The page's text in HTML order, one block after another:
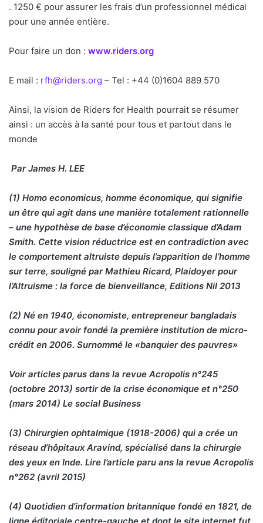
. 1250 € pour assurer les frais d’un professionnel médical
pour une année entière.
Pour faire un don : www.riders.org
E mail : rfh@riders.org – Tel : +44 (0)1604 889 570
Ainsi, la vision de Riders for Health pourrait se résumer
ainsi : un accès à la santé pour tous et partout dans le
monde
Par James H. LEE
(1) Homo economicus, homme économique, qui signifie
un être qui agit dans une manière totalement rationnelle
– une hypothèse de base d’économie classique d’Adam
Smith. Cette vision réductrice est en contradiction avec
le comportement altruiste depuis l’apparition de l’homme
sur terre, souligné par Mathieu Ricard, Plaidoyer pour
l’Altruisme : la force de bienveillance, Editions Nil 2013
(2) Né en 1940, économiste, entrepreneur bangladais
connu pour avoir fondé la première institution de micro-
crédit en 2006. Surnommé le «banquier des pauvres»
Voir articles parus dans la revue Acropolis n°245
(octobre 2013) sortir de la crise économique et n°250
(mars 2014) Le social Business
(3) Chirurgien ophtalmique (1918-2006) qui a crée un
réseau d’hôpitaux Aravind, spécialisé dans la chirurgie
des yeux en Inde. Lire l’article paru ans la revue Acropolis
n°262 (avril 2015)
(4) Quotidien d’information britannique fondé en 1821, de